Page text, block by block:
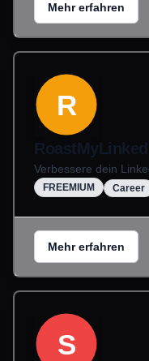
Mehr erfahren
R
Verbessere dein
FREEMIUM Career
Mehr erfahren
S